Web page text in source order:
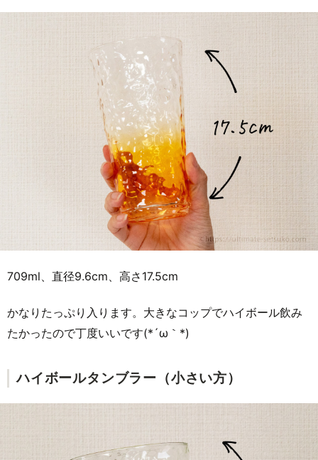
709ml、直径9.6cm、高さ17.5cm
かなりたっぷり入ります。大きなコップでハイボール飲み
たかったので丁度いいです(*´ω｀*)
ハイボールタンブラー（小さい方）